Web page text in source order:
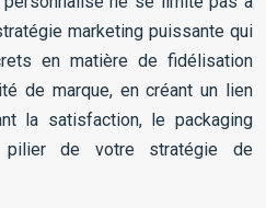
marketing puissante qui
en matière de fidélisation
de marque, en créant un lien
la satisfaction, le packaging
pilier de votre stratégie de